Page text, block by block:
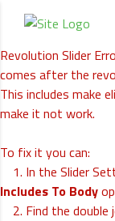
Revolution Slider
comes after the
This includes make
make it not work.
To fix it you can:
1. In the Slider
Includes To Body
2. Find the double